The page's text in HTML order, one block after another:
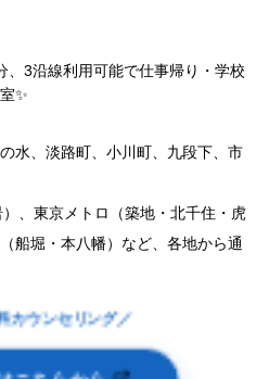
、3沿線利用可能で仕事帰り・学校
✨
水、淡路町、小川町、九段下、市
、東京メトロ（築地・北千住・虎
船堀・本八幡）など、各地から通
カウンセリング／